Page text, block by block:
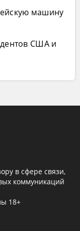
машину
США и
в сфере связи,
коммуникаций
18+